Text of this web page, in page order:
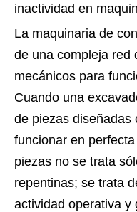
inactividad en
La maquinaria de
de una compleja red
mecánicos para
Cuando una
de piezas diseñadas
funcionar en
piezas no se trata
repentinas; se trata
actividad operativa y